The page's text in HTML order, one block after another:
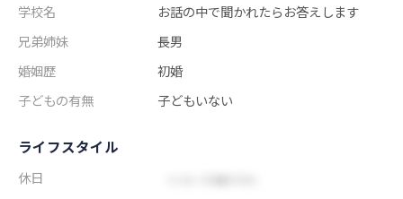
学校名
お話の中で聞かれたらお答えします
兄弟姉妹
長男
婚姻歴
初婚
子どもの有無
子どもいない
ライフスタイル
休日